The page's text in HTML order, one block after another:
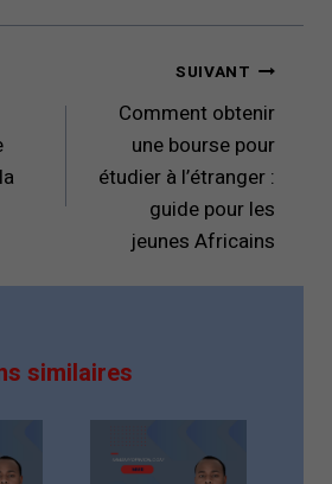
SUIVANT
Comment obtenir
une bourse pour
étudier à l’étranger :
guide pour les
jeunes Africains
similaires